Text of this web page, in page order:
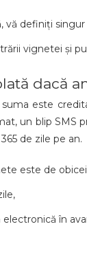
definiți
vignetei și
dacă
este
un blip SMS
de zile pe an.
este de
în